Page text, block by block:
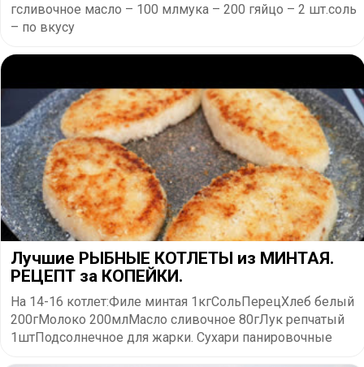
гсливочное масло – 100 млмука – 200 гяйцо – 2 шт.соль
– по вкусу
Лучшие РЫБНЫЕ КОТЛЕТЫ из МИНТАЯ.
РЕЦЕПТ за КОПЕЙКИ.
На 14-16 котлет:Филе минтая 1кгСольПерецХлеб белый
200гМолоко 200млМасло сливочное 80гЛук репчатый
1штПодсолнечное для жарки. Сухари панировочные